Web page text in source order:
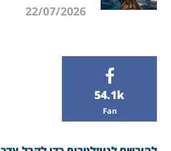
54.1k
Fan